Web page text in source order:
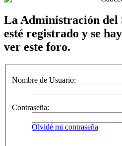
La Administración del
esté registrado y se
ver este foro.
Nombre de Usuario:
Contraseña:
Olvidé mi contraseña